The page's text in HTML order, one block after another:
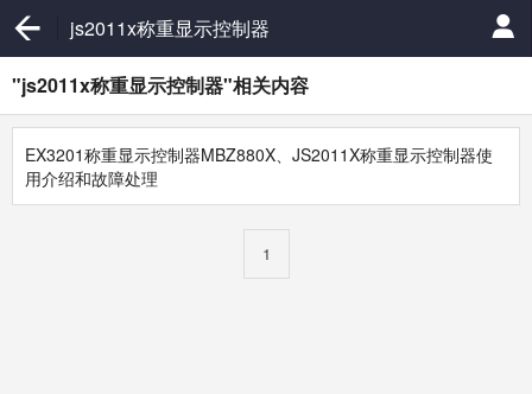
js2011x称重显示控制器
"js2011x称重显示控制器"相关内容
EX3201称重显示控制器MBZ880X、JS2011X称重显示控制器使
用介绍和故障处理
1